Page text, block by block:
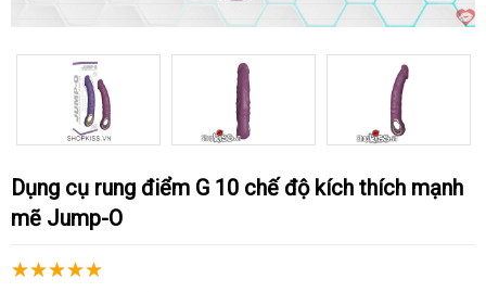
Dụng cụ rung điểm G 10 chế độ kích thích mạnh
mẽ Jump-O